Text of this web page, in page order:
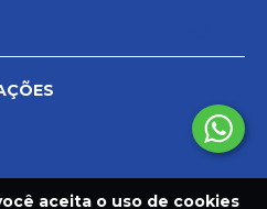
aceita o uso de cookies